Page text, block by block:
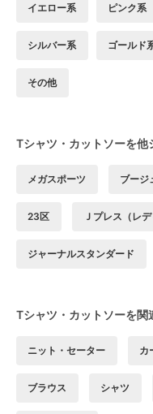
イエロー系 ピンク系
シルバー系 ゴールド
その他
Tシャツ・カットソーを他
メガスポーツ ブージ
23区 Ｊプレス（レデ
ジャーナルスタンダード
Tシャツ・カットソーを関
ニット・セーター カ
ブラウス シャツ